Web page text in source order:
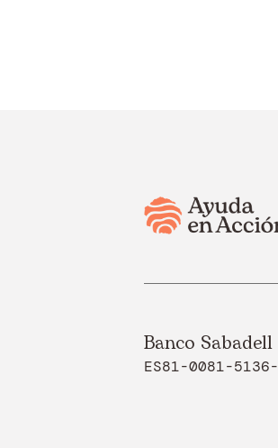
Banco Sabadell
ES81-0081-